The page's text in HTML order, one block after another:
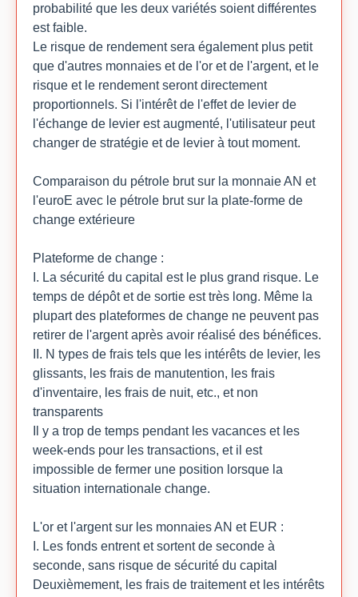
probabilité que les deux variétés soient différentes
est faible.
Le risque de rendement sera également plus petit
que d'autres monnaies et de l'or et de l'argent, et le
risque et le rendement seront directement
proportionnels. Si l'intérêt de l'effet de levier de
l'échange de levier est augmenté, l'utilisateur peut
changer de stratégie et de levier à tout moment.
Comparaison du pétrole brut sur la monnaie AN et
l'euroE avec le pétrole brut sur la plate-forme de
change extérieure
Plateforme de change :
I. La sécurité du capital est le plus grand risque. Le
temps de dépôt et de sortie est très long. Même la
plupart des plateformes de change ne peuvent pas
retirer de l'argent après avoir réalisé des bénéfices.
II. N types de frais tels que les intérêts de levier, les
glissants, les frais de manutention, les frais
d'inventaire, les frais de nuit, etc., et non
transparents
Il y a trop de temps pendant les vacances et les
week-ends pour les transactions, et il est
impossible de fermer une position lorsque la
situation internationale change.
L'or et l'argent sur les monnaies AN et EUR :
I. Les fonds entrent et sortent de seconde à
seconde, sans risque de sécurité du capital
Deuxièmement, les frais de traitement et les intérêts